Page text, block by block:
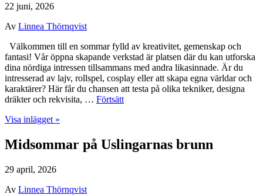
22 juni, 2026
Av Linnea Thörnqvist
Välkommen till en sommar fylld av kreativitet, gemenskap och
fantasi! Vår öppna skapande verkstad är platsen där du kan utforska
dina nördiga intressen tillsammans med andra likasinnade. Är du
intresserad av lajv, rollspel, cosplay eller att skapa egna världar och
karaktärer? Här får du chansen att testa på olika tekniker, designa
dräkter och rekvisita, … Förtsätt
Visa inlägget »
Midsommar på Uslingarnas brunn
29 april, 2026
Av Linnea Thörnqvist